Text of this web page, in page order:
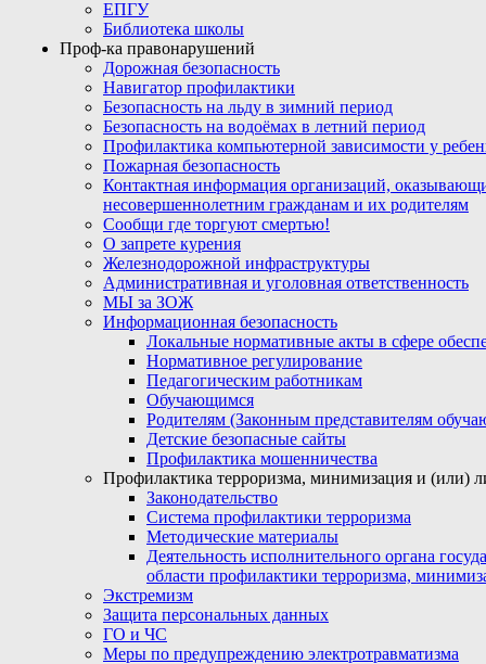
ЕПГУ
Библиотека школы
Проф-ка правонарушений
Дорожная безопасность
Навигатор профилактики
Безопасность на льду в зимний период
Безопасность на водоёмах в летний период
Профилактика компьютерной зависимости у
Пожарная безопасность
Контактная информация организаций,
несовершеннолетним гражданам и их родителям
Сообщи где торгуют смертью!
О запрете курения
Железнодорожной инфраструктуры
Административная и уголовная ответственность
МЫ за ЗОЖ
Информационная безопасность
Локальные нормативные акты в сфере
Нормативное регулирование
Педагогическим работникам
Обучающимся
Родителям (Законным представителям
Детские безопасные сайты
Профилактика мошенничества
Профилактика терроризма, минимизация и (или)
Законодательство
Система профилактики терроризма
Методические материалы
Деятельность исполнительного органа
области профилактики терроризма,
Экстремизм
Защита персональных данных
ГО и ЧС
Меры по предупреждению электротравматизма